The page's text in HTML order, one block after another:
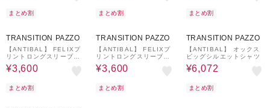
まとめ割 まとめ割 まとめ割
TRANSITION PAZZO
【ANTIBAL】 FELIXプ
リントロングスリーブTE
E プリント ロンT
¥3,600
まとめ割
TRANSITION PAZZO
【ANTIBAL】 FELIXプ
リントロングスリーブTE
E プリント ロンT
¥3,600
まとめ割
TRANSITION PAZZO
【ANTIBAL】 オックス
ビッグシルエットシャツ
¥6,072
まとめ割